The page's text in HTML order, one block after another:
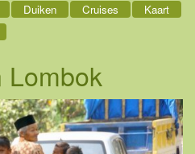
Duiken Cruises
Kaart
Lombok